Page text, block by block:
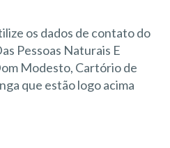
os dados de contato do
Pessoas Naturais E
Modesto, Cartório de
que estão logo acima